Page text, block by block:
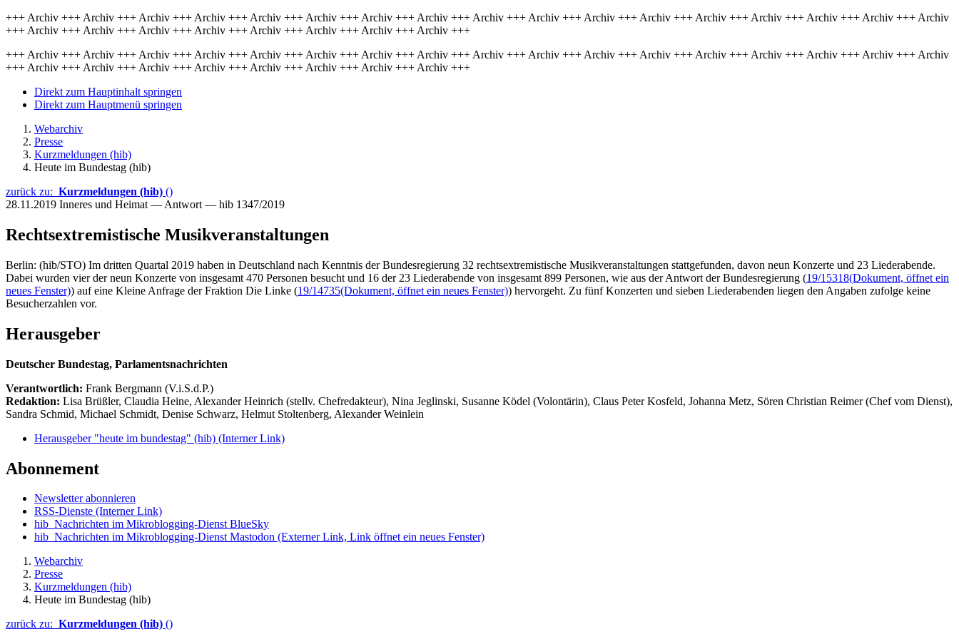
+++ Archiv +++ Archiv +++ Archiv +++ Archiv +++ Archiv +++ Archiv +++ Archiv +++ Archiv +++ Archiv +++ Archiv +++ Archiv +++ Archiv +++ Archiv +++ Archiv +++ Archiv +++ Archiv +++ Archiv
+++ Archiv +++ Archiv +++ Archiv +++ Archiv +++ Archiv +++ Archiv +++ Archiv +++ Archiv +++
+++ Archiv +++ Archiv +++ Archiv +++ Archiv +++ Archiv +++ Archiv +++ Archiv +++ Archiv +++ Archiv +++ Archiv +++ Archiv +++ Archiv +++ Archiv +++ Archiv +++ Archiv +++ Archiv +++ Archiv
+++ Archiv +++ Archiv +++ Archiv +++ Archiv +++ Archiv +++ Archiv +++ Archiv +++ Archiv +++
Direkt zum Hauptinhalt springen
Direkt zum Hauptmenü springen
Webarchiv
Presse
Kurzmeldungen (hib)
Heute im Bundestag (hib)
zurück zu: Kurzmeldungen (hib) ()
28.11.2019 Inneres und Heimat — Antwort — hib 1347/2019
Rechtsextremistische Musikveranstaltungen
Berlin: (hib/STO) Im dritten Quartal 2019 haben in Deutschland nach Kenntnis der Bundesregierung 32 rechtsextremistische Musikveranstaltungen stattgefunden, davon neun Konzerte und 23 Liederabende.
Dabei wurden vier der neun Konzerte von insgesamt 470 Personen besucht und 16 der 23 Liederabende von insgesamt 899 Personen, wie aus der Antwort der Bundesregierung (19/15318(Dokument, öffnet ein
neues Fenster)) auf eine Kleine Anfrage der Fraktion Die Linke (19/14735(Dokument, öffnet ein neues Fenster)) hervorgeht. Zu fünf Konzerten und sieben Liederabenden liegen den Angaben zufolge keine
Besucherzahlen vor.
Herausgeber
Deutscher Bundestag, Parlamentsnachrichten
Verantwortlich: Frank Bergmann (V.i.S.d.P.)
Redaktion: Lisa Brüßler, Claudia Heine, Alexander Heinrich (stellv. Chefredakteur), Nina Jeglinski, Susanne Ködel (Volontärin), Claus Peter Kosfeld, Johanna Metz, Sören Christian Reimer (Chef vom Dienst),
Sandra Schmid, Michael Schmidt, Denise Schwarz, Helmut Stoltenberg, Alexander Weinlein
Herausgeber "heute im bundestag" (hib) (Interner Link)
Abonnement
Newsletter abonnieren
RSS-Dienste (Interner Link)
hib_Nachrichten im Mikroblogging-Dienst BlueSky
hib_Nachrichten im Mikroblogging-Dienst Mastodon (Externer Link, Link öffnet ein neues Fenster)
Webarchiv
Presse
Kurzmeldungen (hib)
Heute im Bundestag (hib)
zurück zu: Kurzmeldungen (hib) ()